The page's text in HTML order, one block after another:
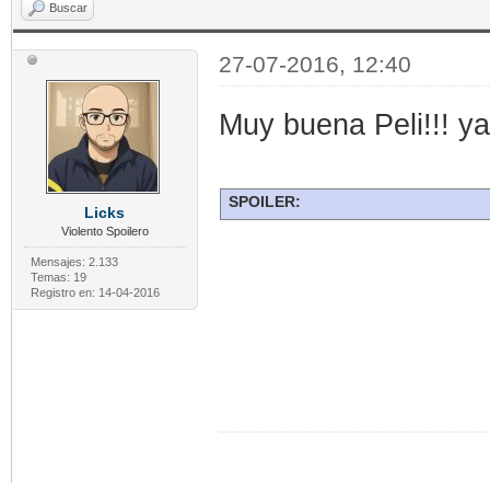
Buscar
Licks
Violento Spoilero
Mensajes: 2.133
Temas: 19
Registro en: 14-04-2016
27-07-2016, 12:40
Muy buena Peli!!!
SPOILER: